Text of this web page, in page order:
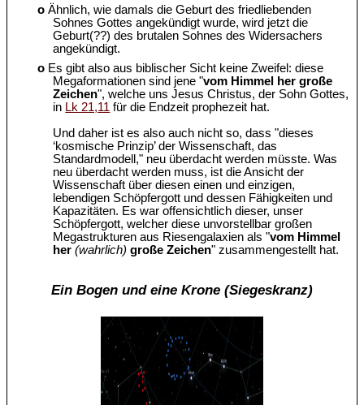
o Ähnlich, wie damals die Geburt des friedliebenden
Sohnes Gottes angekündigt wurde, wird jetzt die
Geburt(??) des brutalen Sohnes des Widersachers
angekündigt.
o Es gibt also aus biblischer Sicht keine Zweifel: diese
Megaformationen sind jene "vom Himmel her große
Zeichen", welche uns Jesus Christus, der Sohn Gottes,
in Lk 21,11 für die Endzeit prophezeit hat.
Und daher ist es also auch nicht so, dass "dieses
‘kosmische Prinzip’ der Wissenschaft, das
Standardmodell," neu überdacht werden müsste. Was
neu überdacht werden muss, ist die Ansicht der
Wissenschaft über diesen einen und einzigen,
lebendigen Schöpfergott und dessen Fähigkeiten und
Kapazitäten. Es war offensichtlich dieser, unser
Schöpfergott, welcher diese unvorstellbar großen
Megastrukturen aus Riesengalaxien als "vom Himmel
her(wahrlich) große Zeichen" zusammengestellt hat.
Ein Bogen und eine Krone (Siegeskranz)